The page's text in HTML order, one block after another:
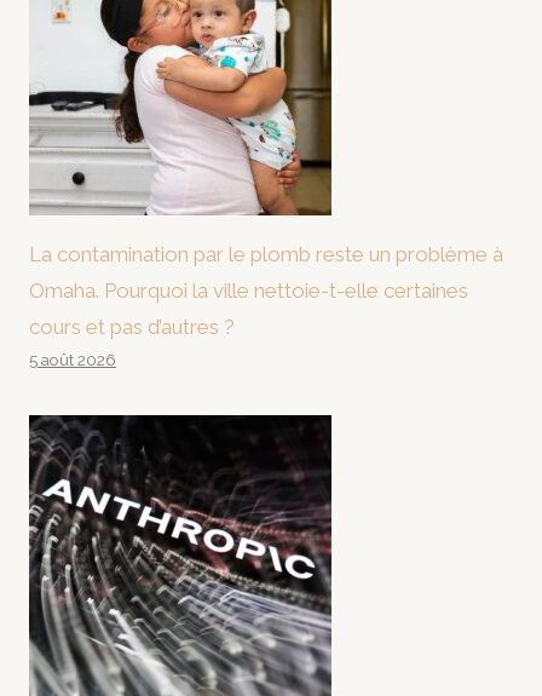
La contamination par le plomb reste un problème à
Omaha. Pourquoi la ville nettoie-t-elle certaines
cours et pas d’autres ?
5 août 2026